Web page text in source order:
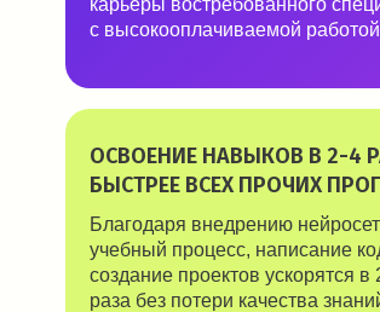
карьеры востребованного
с высокооплачиваемой
ОСВОЕНИЕ НАВЫКОВ В 2-4
БЫСТРЕЕ ВСЕХ ПРОЧИХ
Благодаря внедрению
учебный процесс, написание
создание проектов ускорятся в
раза без потери качества